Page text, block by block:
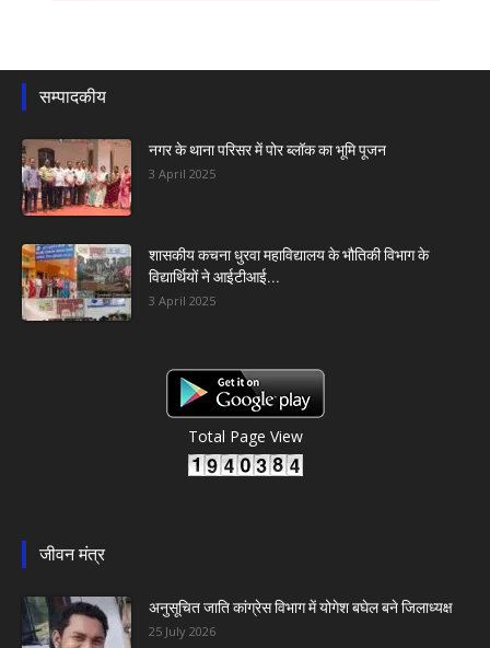
सम्पादकीय
नगर के थाना परिसर में पोर ब्लॉक का भूमि पूजन
3 April 2025
शासकीय कचना धुरवा महाविद्यालय के भौतिकी विभाग के
विद्यार्थियों ने आईटीआई...
3 April 2025
Total Page View
जीवन मंत्र
अनुसूचित जाति कांग्रेस विभाग में योगेश बघेल बने जिलाध्यक्ष
25 July 2026